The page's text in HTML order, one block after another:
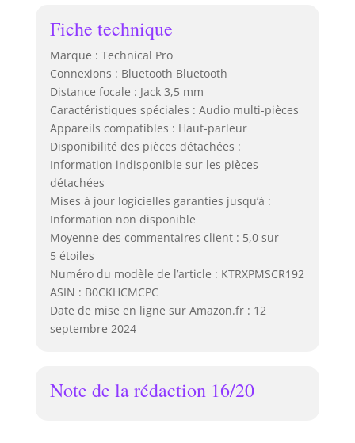
Fiche technique
Marque : Technical Pro
Connexions : Bluetooth Bluetooth
Distance focale : Jack 3,5 mm
Caractéristiques spéciales : Audio multi-pièces
Appareils compatibles : Haut-parleur
Disponibilité des pièces détachées :
Information indisponible sur les pièces
détachées
Mises à jour logicielles garanties jusqu’à :
Information non disponible
Moyenne des commentaires client : 5,0 sur
5 étoiles
Numéro du modèle de l’article : KTRXPMSCR192
ASIN : B0CKHCMCPC
Date de mise en ligne sur Amazon.fr : 12
septembre 2024
Note de la rédaction 16/20